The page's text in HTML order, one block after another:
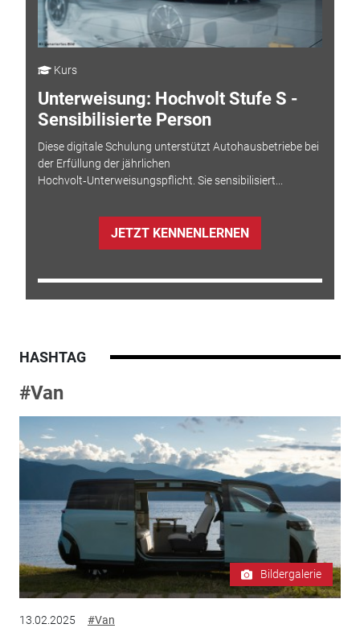
Kurs
Unterweisung: Hochvolt Stufe S -
Sensibilisierte Person
Diese digitale Schulung unterstützt Autohausbetriebe bei
der Erfüllung der jährlichen
Hochvolt‑Unterweisungspflicht. Sie sensibilisiert...
JETZT KENNENLERNEN
HASHTAG
#Van
Bildergalerie
13.02.2025 #Van